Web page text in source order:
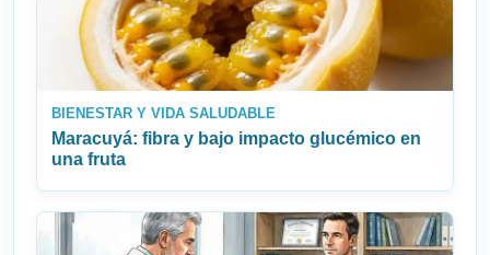
BIENESTAR Y VIDA SALUDABLE
Maracuyá: fibra y bajo impacto glucémico en
una fruta